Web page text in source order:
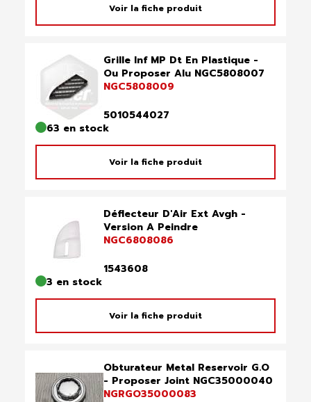
Voir la fiche produit
Grille Inf MP Dt En Plastique -
Ou Proposer Alu NGC5808007
NGC5808009
5010544027
63 en stock
Voir la fiche produit
Déflecteur D'Air Ext Avgh -
Version A Peindre
NGC6808086
1543608
3 en stock
Voir la fiche produit
Obturateur Metal Reservoir G.O
- Proposer Joint NGC35000040
NGRGO35000083